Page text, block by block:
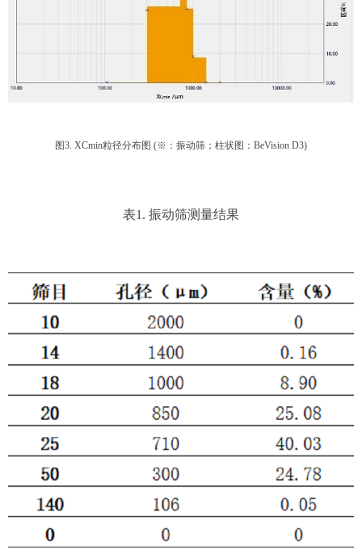
图3. XCmin粒径分布图 (※：振动筛；柱状图：BeVision D3)
表1. 振动筛测量结果